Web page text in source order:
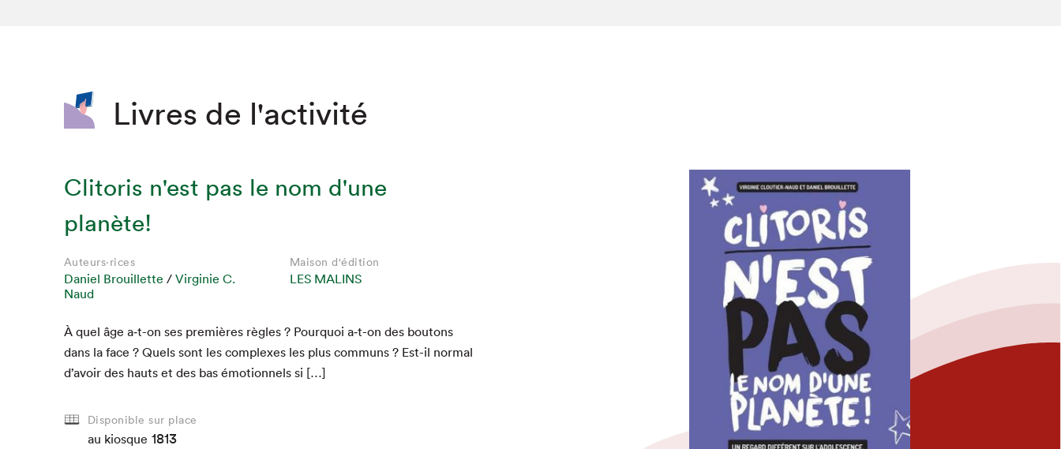
Fermer
Livres de l'activité
Clitoris n'est pas le nom d'une
planète!
Auteurs·rices
Daniel Brouillette / Virginie C.
Naud
Maison d'édition
LES MALINS
À quel âge a‑t-on ses pre­mières règles ? Pourquoi a‑t-on des bou­tons
dans la face ? Quels sont les com­plex­es les plus com­muns ? Est-il nor­mal
d’avoir des hauts et des bas émo­tion­nels si […]
Disponible sur place
au kiosque 1813